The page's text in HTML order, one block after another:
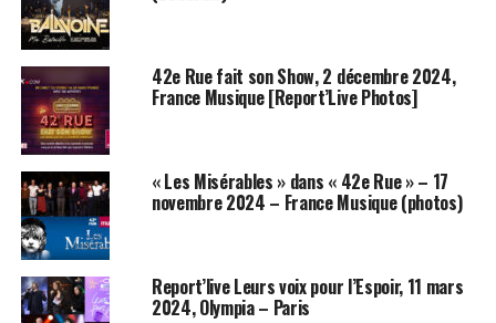
aussi bien dans l’émotion que dans l’humour, mêlant parfois les
deux en même temps. Wilfried a su apporter sa touche
personnelle en réinterprétant à sa façon les chansons de François
Corbier (sans oublier aussi les chansons Flash) et en nous offrant
aussi ses propres chansons. Avec ce spectacle il fait aussi
découvrir des chansons peu connues voir des textes inédits mis
en musique et nous confie des anecdotes de son enfance et aussi
de son père. Un spectacle pour tous à découvrir et redécouvrir.
Ils seront en concert le samedi 5 avril à 20h30 : Le Pic (Petit Ivry
Cabaret), Ivry-sur-Seine (94) et le 24 avril à 20h30 sur le Bateau
El Alamein (Paris).
42e Rue fait son Show, 2 décembre 2024,
France Musique [Report’Live Photos]
« Les Misérables » dans « 42e Rue » – 17
novembre 2024 – France Musique (photos)
Report’live Leurs voix pour l’Espoir, 11 mars
2024, Olympia – Paris